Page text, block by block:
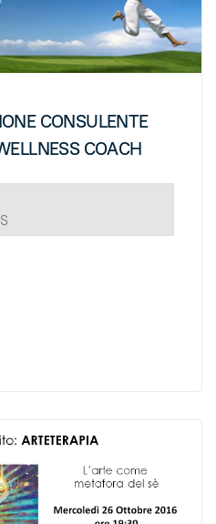
CONSULENTE
COACH